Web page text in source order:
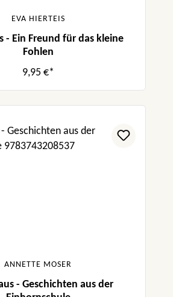
EVA HIERTEIS
- Ein Freund für das kleine
Fohlen
9,95 €*
ANNETTE MOSER
- Geschichten aus der